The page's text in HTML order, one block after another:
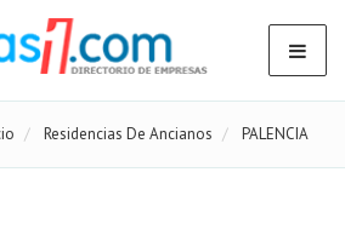
Residencias De Ancianos PALENCIA